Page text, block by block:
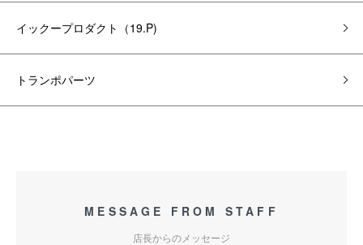
イックープロダクト（19.P)
トランポパーツ
MESSAGE FROM STAFF
店長からのメッセージ